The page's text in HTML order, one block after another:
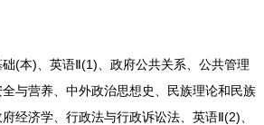
(本)、英语Ⅱ (1)、政府公共关系、公共管理
与营养、中外政治思想史、民族理论和民族
经济学、行政法与行政诉讼法、英语Ⅱ (2)、